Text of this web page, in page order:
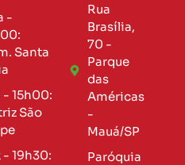
-
Santa
- 15h00:
São
- 19h30:
Rua
Brasília,
70 -
Parque
das
Américas
-
Mauá/SP
Paróquia